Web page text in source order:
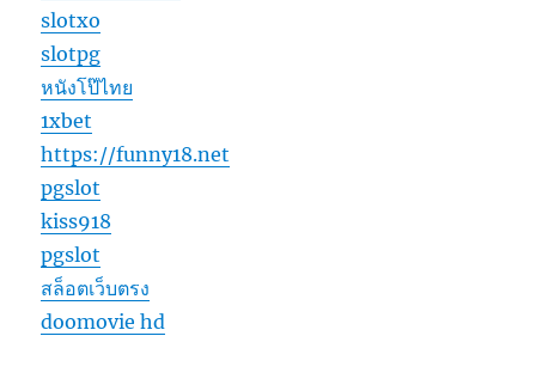
slotxo
slotpg
หนังโป๊ไทย
1xbet
https://funny18.net
pgslot
kiss918
pgslot
สล็อตเว็บตรง
doomovie hd